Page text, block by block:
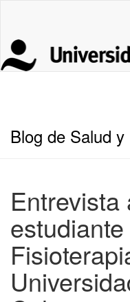
Blog de Salud
Entrevista